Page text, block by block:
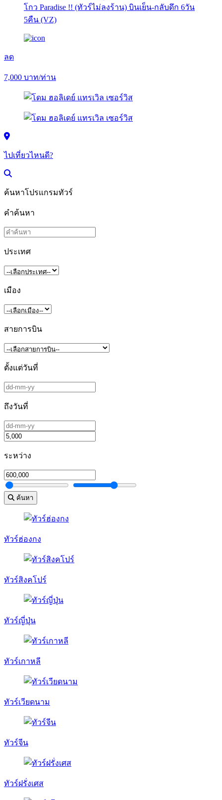
ลด
7,000 บาท/ท่าน
ไปเที่ยวไหนดี?
ค้นหาโปรแกรมทัวร์
คำค้นหา
ประเทศ
เมือง
สายการบิน
ตั้งแต่วันที่
ถึงวันที่
ระหว่าง
ค้นหา
ทัวร์ฮ่องกง
ทัวร์สิงคโปร์
ทัวร์ญี่ปุ่น
ทัวร์เกาหลี
ทัวร์เวียดนาม
ทัวร์จีน
ทัวร์ฝรั่งเศส